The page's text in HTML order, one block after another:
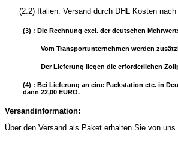
(2.2) Italien: Versand durch DHL Kosten nach
(3) : Die Rechnung excl. der deutschen
Vom Transportunternehmen werden
Der Lieferung liegen die erforderlichen
(4) : Bei Lieferung an eine Packstation etc. in
dann 22,00 EURO.
Versandinformation:
Über den Versand als Paket erhalten Sie von